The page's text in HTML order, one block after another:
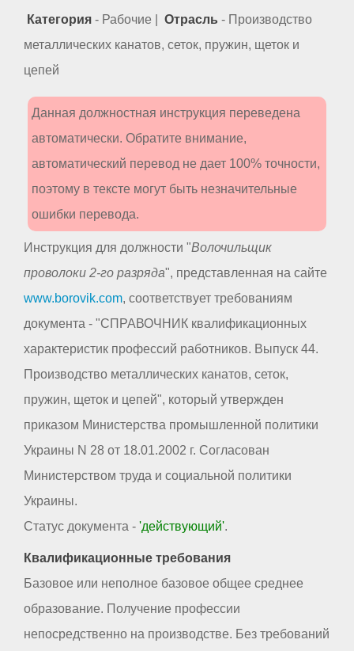
Категория - Рабочие | Отрасль - Производство
металлических канатов, сеток, пружин, щеток и
цепей
Данная должностная инструкция переведена
автоматически. Обратите внимание,
автоматический перевод не дает 100% точности,
поэтому в тексте могут быть незначительные
ошибки перевода.
Инструкция для должности "Волочильщик
проволоки 2-го разряда", представленная на сайте
www.borovik.com, соответствует требованиям
документа - "СПРАВОЧНИК квалификационных
характеристик профессий работников. Выпуск 44.
Производство металлических канатов, сеток,
пружин, щеток и цепей", который утвержден
приказом Министерства промышленной политики
Украины N 28 от 18.01.2002 г. Согласован
Министерством труда и социальной политики
Украины.
Статус документа - 'действующий'.
Квалификационные требования
Базовое или неполное базовое общее среднее
образование. Получение профессии
непосредственно на производстве. Без требований